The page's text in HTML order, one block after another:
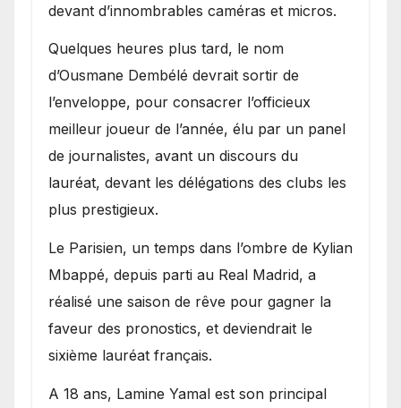
devant d’innombrables caméras et micros.
Quelques heures plus tard, le nom
d’Ousmane Dembélé devrait sortir de
l’enveloppe, pour consacrer l’officieux
meilleur joueur de l’année, élu par un panel
de journalistes, avant un discours du
lauréat, devant les délégations des clubs les
plus prestigieux.
Le Parisien, un temps dans l’ombre de Kylian
Mbappé, depuis parti au Real Madrid, a
réalisé une saison de rêve pour gagner la
faveur des pronostics, et deviendrait le
sixième lauréat français.
A 18 ans, Lamine Yamal est son principal